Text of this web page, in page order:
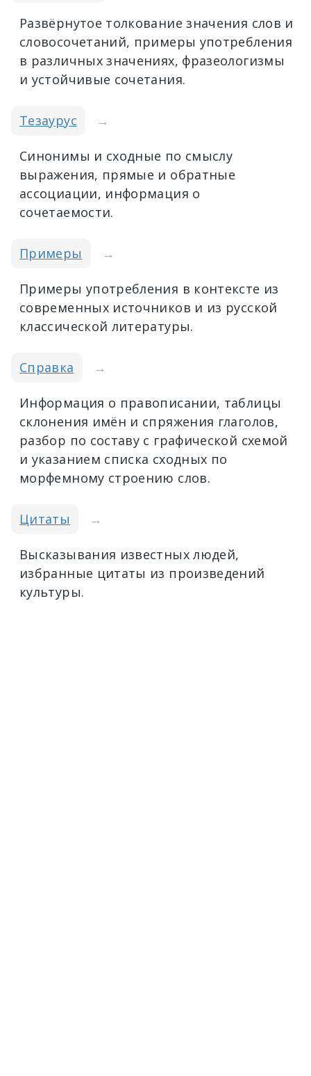
Развёрнутое толкование значения слов и
словосочетаний, примеры употребления
в различных значениях, фразеологизмы
и устойчивые сочетания.
Тезаурус →
Синонимы и сходные по смыслу
выражения, прямые и обратные
ассоциации, информация о
сочетаемости.
Примеры →
Примеры употребления в контексте из
современных источников и из русской
классической литературы.
Справка →
Информация о правописании, таблицы
склонения имён и спряжения глаголов,
разбор по составу с графической схемой
и указанием списка сходных по
морфемному строению слов.
Цитаты →
Высказывания известных людей,
избранные цитаты из произведений
культуры.